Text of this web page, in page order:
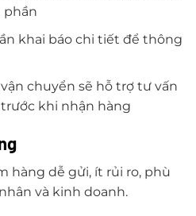
phần
khai báo chi tiết để thông
chuyển sẽ hỗ trợ tư vấn
khi nhận hàng
hàng dễ gửi, ít rủi ro, phù
và kinh doanh.